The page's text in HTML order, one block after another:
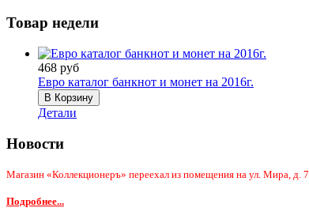
Товар недели
468 руб
Евро каталог банкнот и монет на 2016г.
Детали
Новости
Магазин «Коллекционеръ» переехал из помещения на ул. Мира, д. 7
Подробнее...